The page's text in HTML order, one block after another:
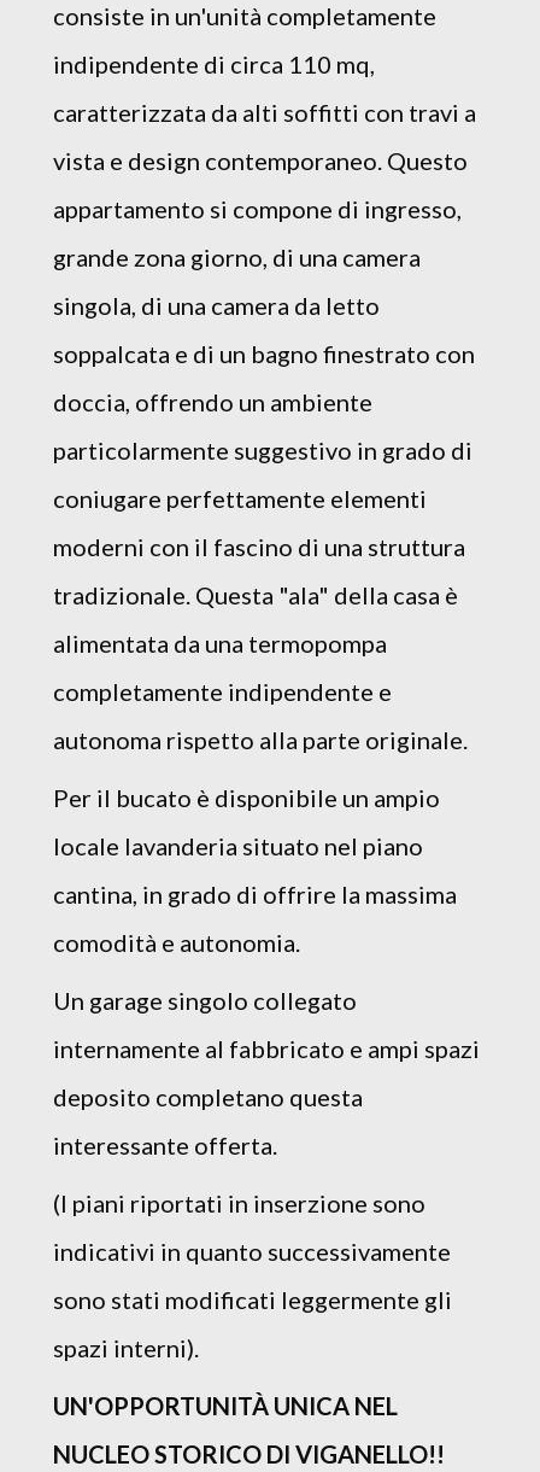
consiste in un'unità completamente
indipendente di circa 110 mq,
caratterizzata da alti soffitti con travi a
vista e design contemporaneo. Questo
appartamento si compone di ingresso,
grande zona giorno, di una camera
singola, di una camera da letto
soppalcata e di un bagno finestrato con
doccia, offrendo un ambiente
particolarmente suggestivo in grado di
coniugare perfettamente elementi
moderni con il fascino di una struttura
tradizionale. Questa "ala" della casa è
alimentata da una termopompa
completamente indipendente e
autonoma rispetto alla parte originale.
Per il bucato è disponibile un ampio
locale lavanderia situato nel piano
cantina, in grado di offrire la massima
comodità e autonomia.
Un garage singolo collegato
internamente al fabbricato e ampi spazi
deposito completano questa
interessante offerta.
(I piani riportati in inserzione sono
indicativi in quanto successivamente
sono stati modificati leggermente gli
spazi interni).
UN'OPPORTUNITÀ UNICA NEL
NUCLEO STORICO DI VIGANELLO!!